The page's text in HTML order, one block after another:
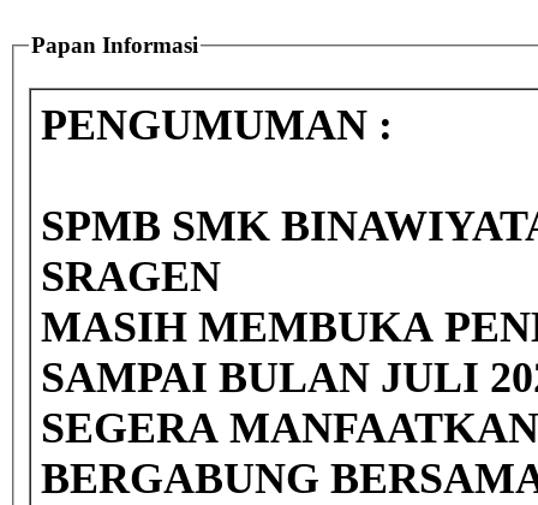
Papan Informasi
PENGUMUMAN :
SPMB SMK
SRAGEN
MASIH MEMBUKA
SAMPAI BULAN JULI
SEGERA
BERGABUNG